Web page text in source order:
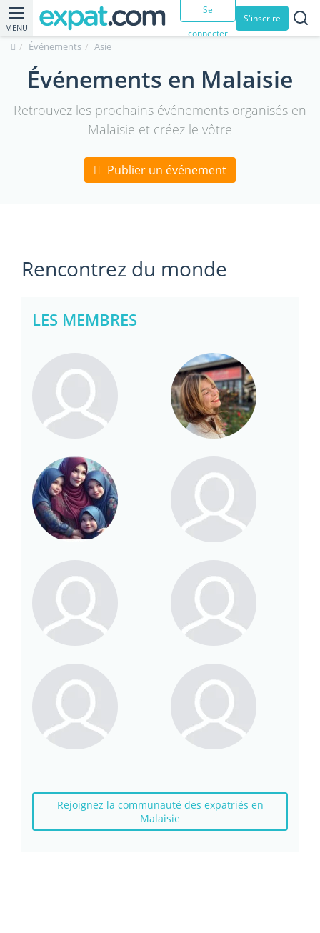
MENU
Se
connecter
S'inscrire
Événements Asie
Événements en Malaisie
Retrouvez les prochains événements organisés en
Malaisie et créez le vôtre
Publier un événement
Rencontrez du monde
LES MEMBRES
Rejoignez la communauté des expatriés en
Malaisie